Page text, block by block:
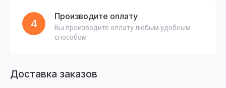
4
Производите оплату
Вы производите оплату любым удобным
способом
Доставка заказов